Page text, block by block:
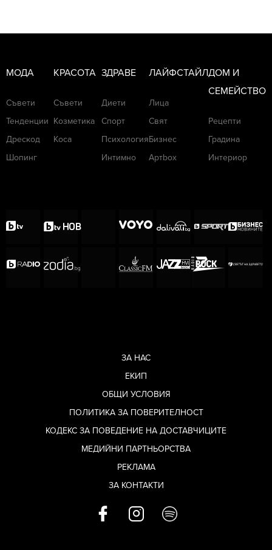
МОДА
Съвети
Тенденции
Дрескод
Шопинг
КРАСОТА
Съвети
Козметика
Коса
ЗДРАВЕ
Диети
Спорт
Психология
Интимно
ЛАЙФСТАЙЛ
Лица
Свят
Бизнес
Артbox
ДОМ И
СЕМЕЙСТВО
Рецепти
Градина
Интериор
ЗА НАС
ЕКИП
ОБЩИ УСЛОВИЯ
ПОЛИТИКА ЗА ПОВЕРИТЕЛНОСТ
КОДЕКС ЗА ПОВЕДЕНИЕ НА ДОСТАВЧИЦИТЕ
МЕДИЙНИ ПАРТНЬОРСТВА
РЕКЛАМА
ЗА КОНТАКТИ